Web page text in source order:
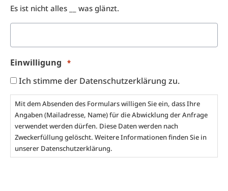
Es ist nicht alles __ was glänzt.
Einwilligung *
Ich stimme der Datenschutzerklärung zu.
Mit dem Absenden des Formulars willigen Sie ein, dass Ihre
Angaben (Mailadresse, Name) für die Abwicklung der Anfrage
verwendet werden dürfen. Diese Daten werden nach
Zweckerfüllung gelöscht. Weitere Informationen finden Sie in
unserer Datenschutzerklärung.